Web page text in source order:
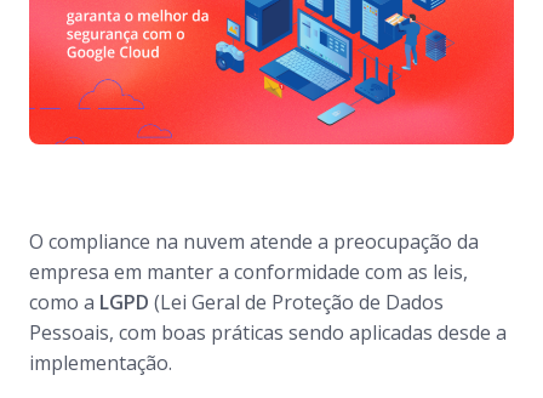
O compliance na nuvem atende a preocupação da
empresa em manter a conformidade com as leis,
como a LGPD (Lei Geral de Proteção de Dados
Pessoais, com boas práticas sendo aplicadas desde a
implementação.